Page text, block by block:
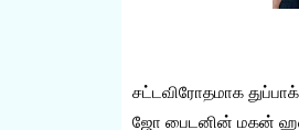
சட்டவிரோதமாக
ஜோ பைடனின் மகன்